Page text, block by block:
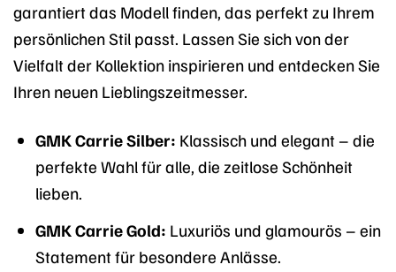
garantiert das Modell finden, das perfekt zu Ihrem
persönlichen Stil passt. Lassen Sie sich von der
Vielfalt der Kollektion inspirieren und entdecken Sie
Ihren neuen Lieblingszeitmesser.
GMK Carrie Silber: Klassisch und elegant – die
perfekte Wahl für alle, die zeitlose Schönheit
lieben.
GMK Carrie Gold: Luxuriös und glamourös – ein
Statement für besondere Anlässe.